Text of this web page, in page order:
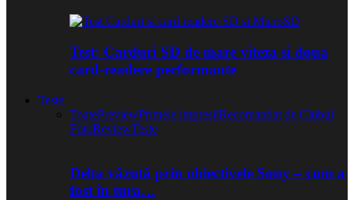
Test: Carduri SD de mare viteza si doua
card-readere performante
Teste
ToatePreviewPrimele impresiiRecomandat de Clubul
FotoReviewTeste
Delta văzută prin obiectivele Sony – cum a
fost în tura…